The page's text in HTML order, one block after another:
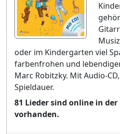
oder im Kindergarten viel
farbenfrohen und
Marc Robitzky. Mit Audio-
Spieldauer.
81 Lieder sind online in
vorhanden.